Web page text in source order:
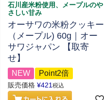
石川産米粉使用、メープルのや
さしい甘み
オーサワの米粉クッキー
（メープル) 60g｜オー
サワジャパン 【取寄
せ】
NEW Point2倍
販売価格 ¥421 税込